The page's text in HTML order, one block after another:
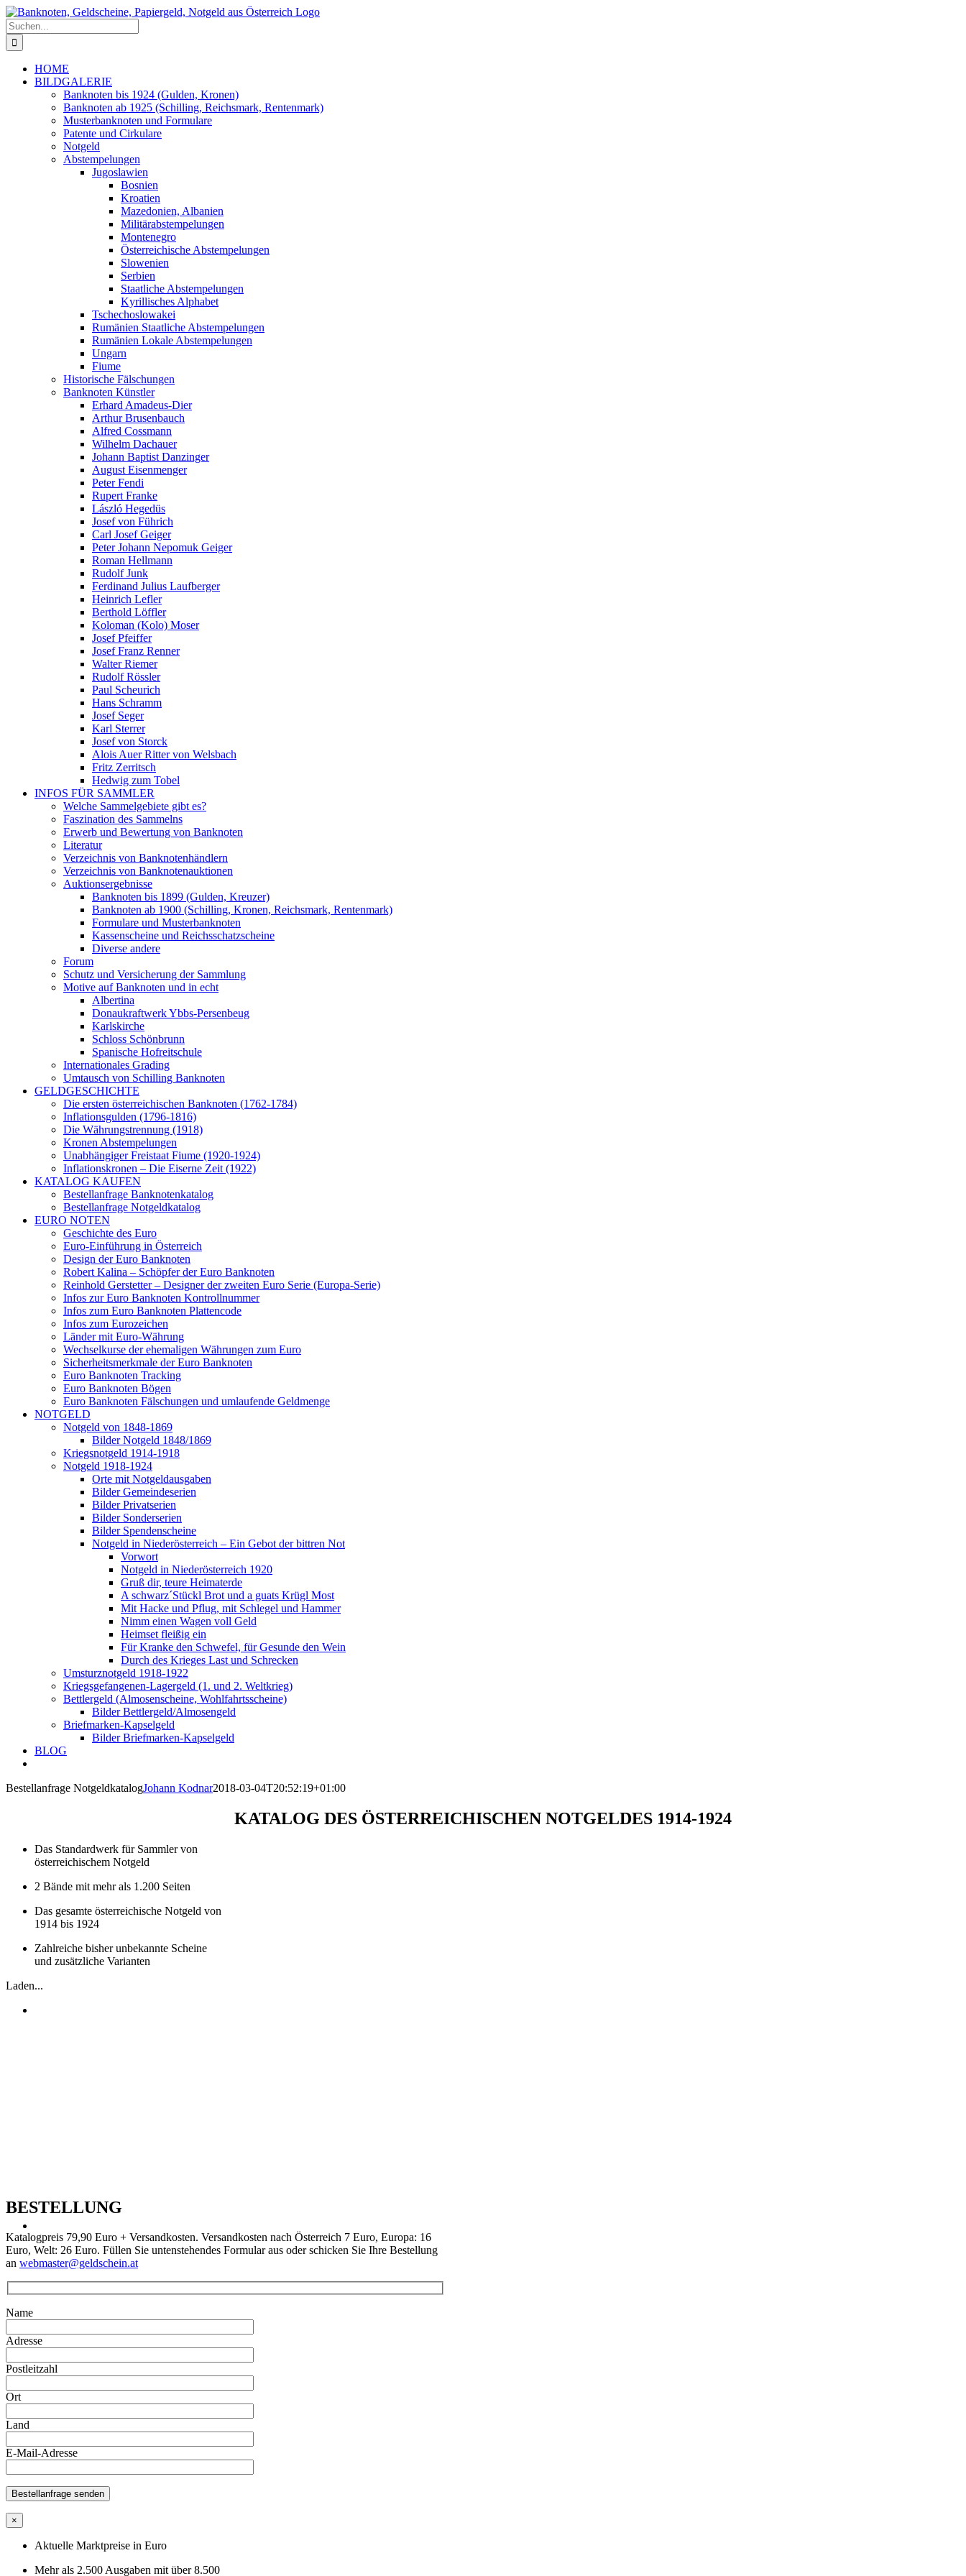
Zum
Inhalt
springen
Suche
nach:
HOME
BILDGALERIE
Banknoten bis 1924 (Gulden, Kronen)
Banknoten ab 1925 (Schilling, Reichsmark, Rentenmark)
Musterbanknoten und Formulare
Patente und Cirkulare
Notgeld
Abstempelungen
Jugoslawien
Bosnien
Kroatien
Mazedonien, Albanien
Militärabstempelungen
Montenegro
Österreichische Abstempelungen
Slowenien
Serbien
Staatliche Abstempelungen
Kyrillisches Alphabet
Tschechoslowakei
Rumänien Staatliche Abstempelungen
Rumänien Lokale Abstempelungen
Ungarn
Fiume
Historische Fälschungen
Banknoten Künstler
Erhard Amadeus-Dier
Arthur Brusenbauch
Alfred Cossmann
Wilhelm Dachauer
Johann Baptist Danzinger
August Eisenmenger
Peter Fendi
Rupert Franke
László Hegedüs
Josef von Führich
Carl Josef Geiger
Peter Johann Nepomuk Geiger
Roman Hellmann
Rudolf Junk
Ferdinand Julius Laufberger
Heinrich Lefler
Berthold Löffler
Koloman (Kolo) Moser
Josef Pfeiffer
Josef Franz Renner
Walter Riemer
Rudolf Rössler
Paul Scheurich
Hans Schramm
Josef Seger
Karl Sterrer
Josef von Storck
Alois Auer Ritter von Welsbach
Fritz Zerritsch
Hedwig zum Tobel
INFOS FÜR SAMMLER
Welche Sammelgebiete gibt es?
Faszination des Sammelns
Erwerb und Bewertung von Banknoten
Literatur
Verzeichnis von Banknotenhändlern
Verzeichnis von Banknotenauktionen
Auktionsergebnisse
Banknoten bis 1899 (Gulden, Kreuzer)
Banknoten ab 1900 (Schilling, Kronen, Reichsmark, Rentenmark)
Formulare und Musterbanknoten
Kassenscheine und Reichsschatzscheine
Diverse andere
Forum
Schutz und Versicherung der Sammlung
Motive auf Banknoten und in echt
Albertina
Donaukraftwerk Ybbs-Persenbeug
Karlskirche
Schloss Schönbrunn
Spanische Hofreitschule
Internationales Grading
Umtausch von Schilling Banknoten
GELDGESCHICHTE
Die ersten österreichischen Banknoten (1762-1784)
Inflationsgulden (1796-1816)
Die Währungstrennung (1918)
Kronen Abstempelungen
Unabhängiger Freistaat Fiume (1920-1924)
Inflationskronen – Die Eiserne Zeit (1922)
KATALOG KAUFEN
Bestellanfrage Banknotenkatalog
Bestellanfrage Notgeldkatalog
EURO NOTEN
Geschichte des Euro
Euro-Einführung in Österreich
Design der Euro Banknoten
Robert Kalina – Schöpfer der Euro Banknoten
Reinhold Gerstetter – Designer der zweiten Euro Serie (Europa-Serie)
Infos zur Euro Banknoten Kontrollnummer
Infos zum Euro Banknoten Plattencode
Infos zum Eurozeichen
Länder mit Euro-Währung
Wechselkurse der ehemaligen Währungen zum Euro
Sicherheitsmerkmale der Euro Banknoten
Euro Banknoten Tracking
Euro Banknoten Bögen
Euro Banknoten Fälschungen und umlaufende Geldmenge
NOTGELD
Notgeld von 1848-1869
Bilder Notgeld 1848/1869
Kriegsnotgeld 1914-1918
Notgeld 1918-1924
Orte mit Notgeldausgaben
Bilder Gemeindeserien
Bilder Privatserien
Bilder Sonderserien
Bilder Spendenscheine
Notgeld in Niederösterreich – Ein Gebot der bittren Not
Vorwort
Notgeld in Niederösterreich 1920
Gruß dir, teure Heimaterde
A schwarz´Stückl Brot und a guats Krügl Most
Mit Hacke und Pflug, mit Schlegel und Hammer
Nimm einen Wagen voll Geld
Heimset fleißig ein
Für Kranke den Schwefel, für Gesunde den Wein
Durch des Krieges Last und Schrecken
Umsturznotgeld 1918-1922
Kriegsgefangenen-Lagergeld (1. und 2. Weltkrieg)
Bettlergeld (Almosenscheine, Wohlfahrtsscheine)
Bilder Bettlergeld/Almosengeld
Briefmarken-Kapselgeld
Bilder Briefmarken-Kapselgeld
BLOG
Bestellanfrage NotgeldkatalogJohann Kodnar2018-03-04T20:52:19+01:00
KATALOG DES ÖSTERREICHISCHEN NOTGELDES 1914-1924
Das Standardwerk für Sammler von
österreichischem Notgeld
2 Bände mit mehr als 1.200 Seiten
Das gesamte österreichische Notgeld von
1914 bis 1924
Zahlreiche bisher unbekannte Scheine
und zusätzliche Varianten
Laden...
BESTELLUNG
Katalogpreis 79,90 Euro + Versandkosten. Versandkosten nach Österreich 7 Euro, Europa: 16
Euro, Welt: 26 Euro. Füllen Sie untenstehendes Formular aus oder schicken Sie Ihre Bestellung
an webmaster@geldschein.at
Name
Adresse
Postleitzahl
Ort
Land
E-Mail-Adresse
×
Aktuelle Marktpreise in Euro
Mehr als 2.500 Ausgaben mit über 8.500